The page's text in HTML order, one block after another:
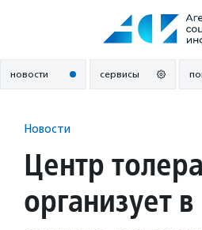
новости сервисы
Новости
Центр
организует